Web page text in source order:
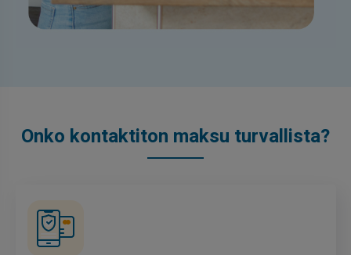
Onko kontaktiton maksu turvallista?